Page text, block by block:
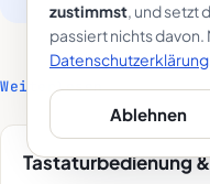
Weiterlesen
Tastaturbedienung
zustimmst, und setzt
passiert nichts davon.
Datenschutzerklärung
Ablehnen